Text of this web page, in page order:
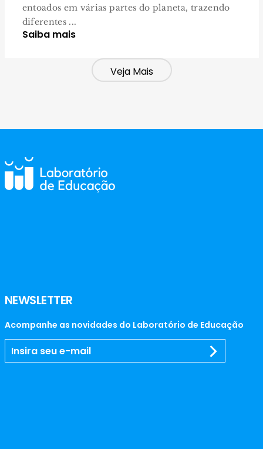
entoados em várias partes do planeta, trazendo
diferentes ...
Saiba mais
Veja Mais
NEWSLETTER
Acompanhe as novidades do Laboratório de Educação